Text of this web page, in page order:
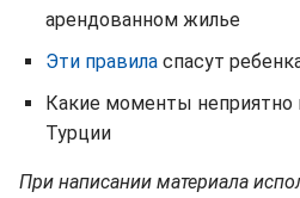
арендованном жилье
Эти правила спасут
Какие моменты неприятно
Турции
При написании материала